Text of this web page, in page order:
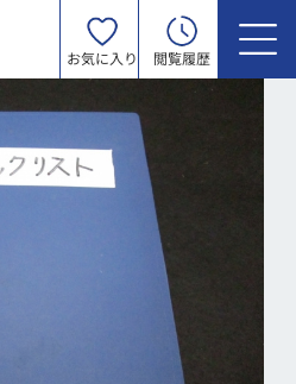
お気に入り 閲覧履歴